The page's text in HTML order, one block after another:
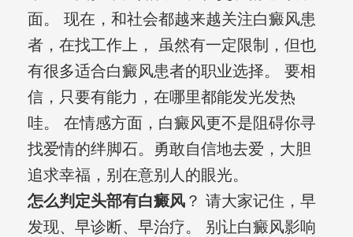
面。 现在，和社会都越来越关注白癜风患
者，在找工作上， 虽然有一定限制，但也
有很多适合白癜风患者的职业选择。 要相
信，只要有能力，在哪里都能发光发热
哇。 在情感方面，白癜风更不是阻碍你寻
找爱情的绊脚石。勇敢自信地去爱，大胆
追求幸福，别在意别人的眼光。
怎么判定头部有白癜风？ 请大家记住，早
发现、早诊断、早治疗。 别让白癜风影响